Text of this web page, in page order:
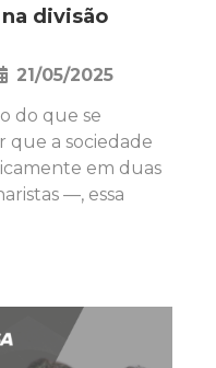
divisão
21/05/2025
do que se
que a sociedade
em duas
—, essa